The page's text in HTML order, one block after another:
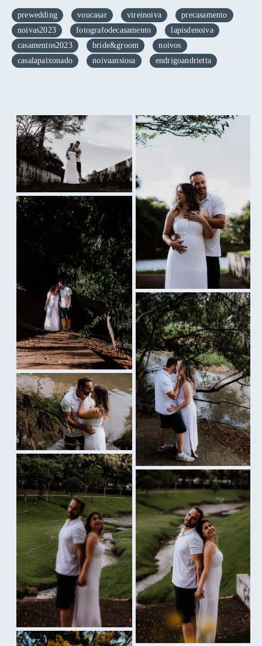
prewedding voucasar vireinoiva
precasamento
noivas2023
fotografodecasamento
lapisdenoiva
casamentos2023
bride&groom
noivos
casalapaixonado
noivaansiosa endrigoandrietta